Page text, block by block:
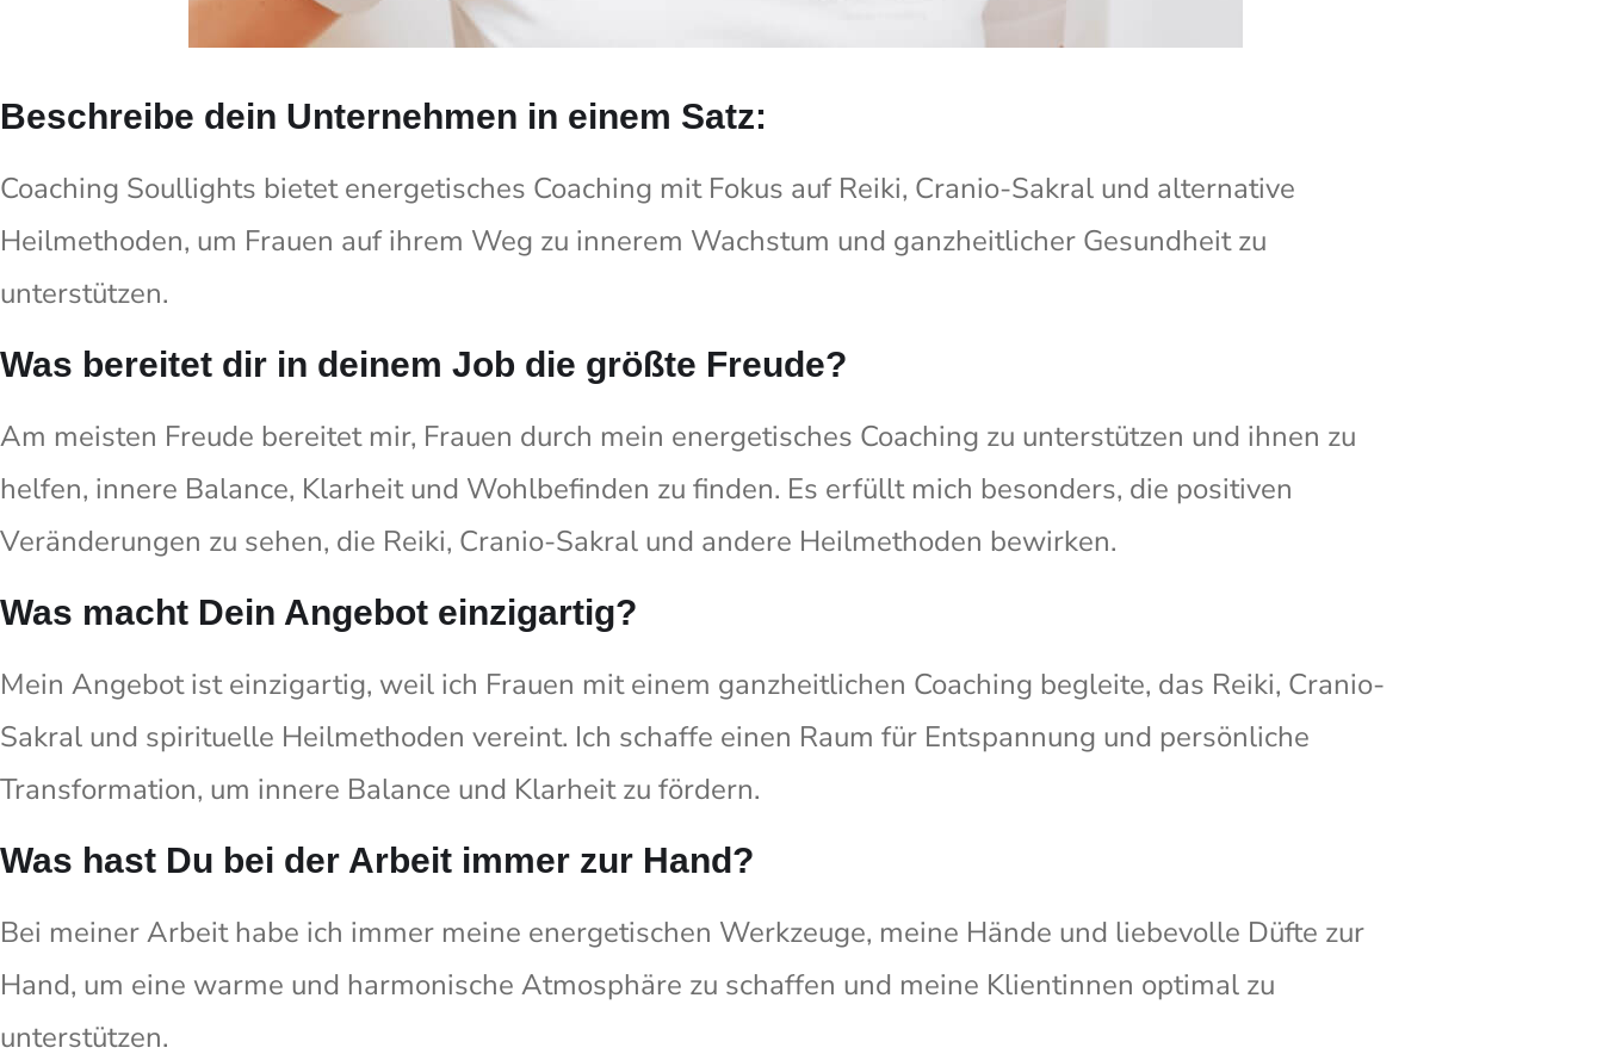
Beschreibe dein Unternehmen in einem Satz:
Coaching Soullights bietet energetisches Coaching mit Fokus auf Reiki, Cranio-Sakral und alternative
Heilmethoden, um Frauen auf ihrem Weg zu innerem Wachstum und ganzheitlicher Gesundheit zu
unterstützen.
Was bereitet dir in deinem Job die größte Freude?
Am meisten Freude bereitet mir, Frauen durch mein energetisches Coaching zu unterstützen und ihnen zu
helfen, innere Balance, Klarheit und Wohlbefinden zu finden. Es erfüllt mich besonders, die positiven
Veränderungen zu sehen, die Reiki, Cranio-Sakral und andere Heilmethoden bewirken.
Was macht Dein Angebot einzigartig?
Mein Angebot ist einzigartig, weil ich Frauen mit einem ganzheitlichen Coaching begleite, das Reiki, Cranio-
Sakral und spirituelle Heilmethoden vereint. Ich schaffe einen Raum für Entspannung und persönliche
Transformation, um innere Balance und Klarheit zu fördern.
Was hast Du bei der Arbeit immer zur Hand?
Bei meiner Arbeit habe ich immer meine energetischen Werkzeuge, meine Hände und liebevolle Düfte zur
Hand, um eine warme und harmonische Atmosphäre zu schaffen und meine Klientinnen optimal zu
unterstützen.